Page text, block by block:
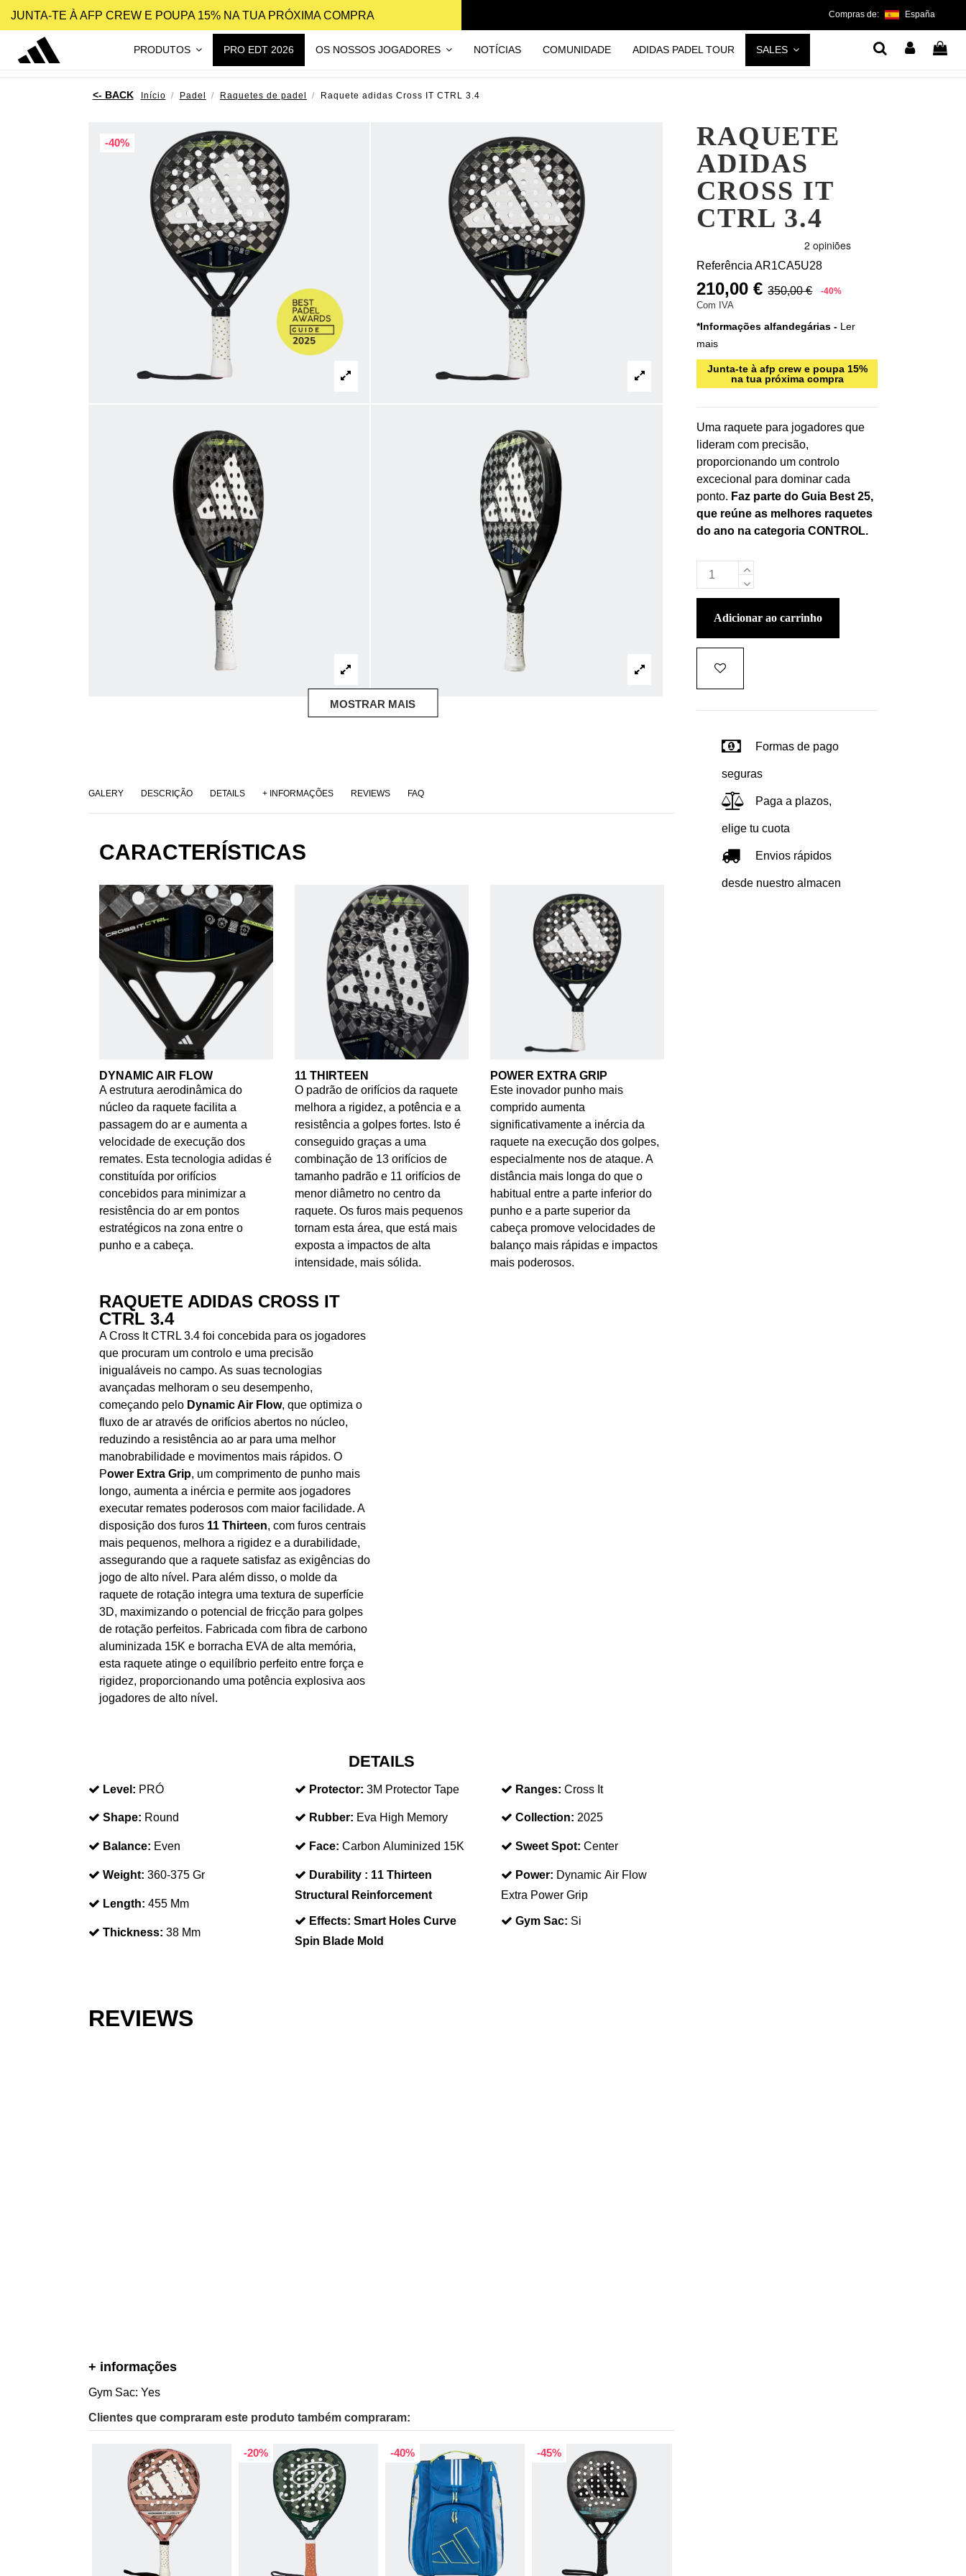
JUNTA-TE À AFP CREW E POUPA 15% NA TUA PRÓXIMA COMPRA Compras de: España
PRODUTOS PRO EDT 2026 OS NOSSOS JOGADORES NOTÍCIAS COMUNIDADE ADIDAS PADEL TOUR SALES
Início Padel Raquetes de padel Raquete adidas Cross IT CTRL 3.4
-40%
MOSTRAR MAIS
GALERY DESCRIÇÃO DETAILS + INFORMAÇÕES REVIEWS FAQ
CARACTERÍSTICAS
DYNAMIC AIR FLOW
A estrutura aerodinâmica do
núcleo da raquete facilita a
passagem do ar e aumenta a
velocidade de execução dos
remates. Esta tecnologia adidas é
constituída por orifícios
concebidos para minimizar a
resistência do ar em pontos
estratégicos na zona entre o
punho e a cabeça.
11 THIRTEEN
O padrão de orifícios da raquete
melhora a rigidez, a potência e a
resistência a golpes fortes. Isto é
conseguido graças a uma
combinação de 13 orifícios de
tamanho padrão e 11 orifícios de
menor diâmetro no centro da
raquete. Os furos mais pequenos
tornam esta área, que está mais
exposta a impactos de alta
intensidade, mais sólida.
POWER EXTRA GRIP
Este inovador punho mais
comprido aumenta
significativamente a inércia da
raquete na execução dos golpes,
especialmente nos de ataque. A
distância mais longa do que o
habitual entre a parte inferior do
punho e a parte superior da
cabeça promove velocidades de
balanço mais rápidas e impactos
mais poderosos.
RAQUETE ADIDAS CROSS IT
CTRL 3.4
A Cross It CTRL 3.4 foi concebida para os jogadores
que procuram um controlo e uma precisão
inigualáveis no campo. As suas tecnologias
avançadas melhoram o seu desempenho,
começando pelo Dynamic Air Flow, que optimiza o
fluxo de ar através de orifícios abertos no núcleo,
reduzindo a resistência ao ar para uma melhor
manobrabilidade e movimentos mais rápidos. O
Power Extra Grip, um comprimento de punho mais
longo, aumenta a inércia e permite aos jogadores
executar remates poderosos com maior facilidade. A
disposição dos furos 11 Thirteen, com furos centrais
mais pequenos, melhora a rigidez e a durabilidade,
assegurando que a raquete satisfaz as exigências do
jogo de alto nível. Para além disso, o molde da
raquete de rotação integra uma textura de superfície
3D, maximizando o potencial de fricção para golpes
de rotação perfeitos. Fabricada com fibra de carbono
aluminizada 15K e borracha EVA de alta memória,
esta raquete atinge o equilíbrio perfeito entre força e
rigidez, proporcionando uma potência explosiva aos
jogadores de alto nível.
DETAILS
Level: PRÓ
Shape: Round
Balance: Even
Weight: 360-375 Gr
Length: 455 Mm
Thickness: 38 Mm
Protector: 3M Protector Tape
Rubber: Eva High Memory
Face: Carbon Aluminized 15K
Durability : 11 Thirteen
Structural Reinforcement
Effects: Smart Holes Curve
Spin Blade Mold
Ranges: Cross It
Collection: 2025
Sweet Spot: Center
Power: Dynamic Air Flow
Extra Power Grip
Gym Sac: Si
REVIEWS
+ informações
Gym Sac: Yes
Clientes que compraram este produto também compraram:
-20% -40% -45%
RAQUETE
ADIDAS
CROSS IT
CTRL 3.4
Referência AR1CA5U28
210,00 € 350,00 € -40%
Com IVA
*Informações alfandegárias - Ler
mais
Junta-te à afp crew e poupa 15%
na tua próxima compra
Uma raquete para jogadores que
lideram com precisão,
proporcionando um controlo
excecional para dominar cada
ponto. Faz parte do Guia Best 25,
que reúne as melhores raquetes
do ano na categoria CONTROL.
adicionar ao carrinho
Formas de pago
seguras
Paga a plazos,
elige tu cuota
Envios rápidos
desde nuestro almacen